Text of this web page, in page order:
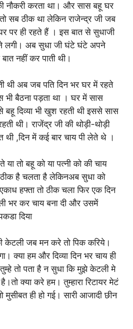
नौकरी करता था। और सास बहू घर
सब ठीक था लेकिन राजेन्द्र जी जब
पर ही रहते हैं । इस बात से सुधाजी
लगी। अब सुधा जी घंटे घंटे अपने
नहीं कर पाती थी।
थी अब जब पति दिन भर घर में रहते
बैठना पड़ता था । घर में सास
दिव्या भी खुश रहती थी इससे सास
थी। राजेंद्र जी की थोड़ी-थोड़ी
थी ,दिन में कई बार चाय पी लेते थे ।
तो बहू को या पत्नी को की चाय
ठीक है चलता है लेकिनअब सुधा को
हफ्ता तो ठीक चला फिर एक दिन
भर कर चाय बना दी और उसमें
दिया
केटली जब मन करे तो पिक करिये।
क्या हम और दिव्या दिन भर चाय ही
तो पता है न सुधा कि मुझे केटली मे
क्या करे हम। तुम्हारा रिटायर मेटं
मुसीबत ही हो गई। सारी आजादी छीन